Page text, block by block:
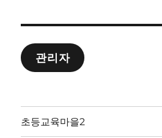
관리자
초등교육마을2